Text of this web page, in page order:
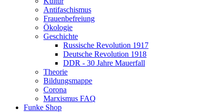
Antifaschismus
Frauenbefreiung
Ökologie
Geschichte
Russische Revolution 1917
Deutsche Revolution 1918
DDR - 30 Jahre Mauerfall
Theorie
Bildungsmappe
Corona
Marxismus FAQ
Funke Shop